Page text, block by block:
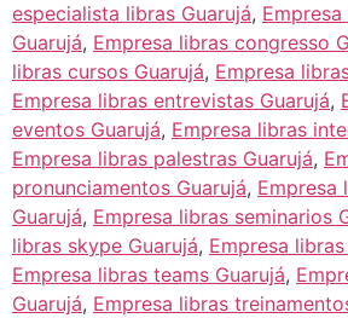
especialista libras Guarujá,
Guarujá, Empresa libras congresso
libras cursos Guarujá, Empresa
Empresa libras entrevistas Guarujá,
eventos Guarujá, Empresa libras
Empresa libras palestras Guarujá,
pronunciamentos Guarujá, Empresa
Guarujá, Empresa libras seminarios
libras skype Guarujá, Empresa
Empresa libras teams Guarujá,
Guarujá, Empresa libras